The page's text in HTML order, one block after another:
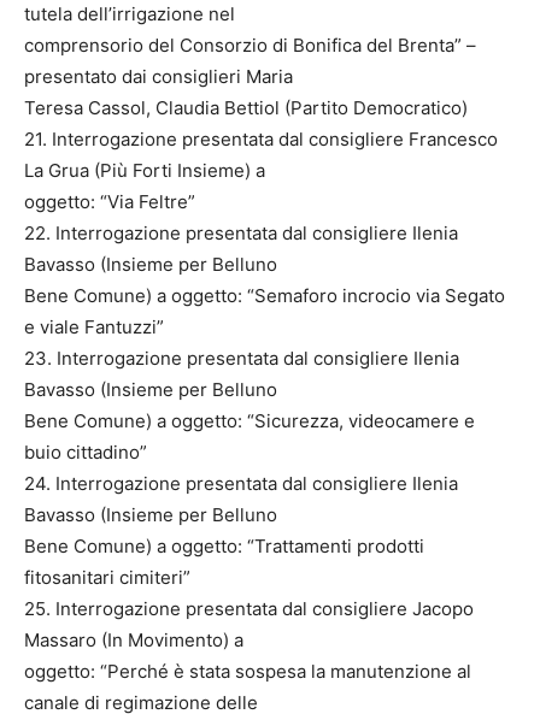
tutela dell’irrigazione nel
comprensorio del Consorzio di Bonifica del Brenta” –
presentato dai consiglieri Maria
Teresa Cassol, Claudia Bettiol (Partito Democratico)
21. Interrogazione presentata dal consigliere Francesco
La Grua (Più Forti Insieme) a
oggetto: “Via Feltre”
22. Interrogazione presentata dal consigliere Ilenia
Bavasso (Insieme per Belluno
Bene Comune) a oggetto: “Semaforo incrocio via Segato
e viale Fantuzzi”
23. Interrogazione presentata dal consigliere Ilenia
Bavasso (Insieme per Belluno
Bene Comune) a oggetto: “Sicurezza, videocamere e
buio cittadino”
24. Interrogazione presentata dal consigliere Ilenia
Bavasso (Insieme per Belluno
Bene Comune) a oggetto: “Trattamenti prodotti
fitosanitari cimiteri”
25. Interrogazione presentata dal consigliere Jacopo
Massaro (In Movimento) a
oggetto: “Perché è stata sospesa la manutenzione al
canale di regimazione delle